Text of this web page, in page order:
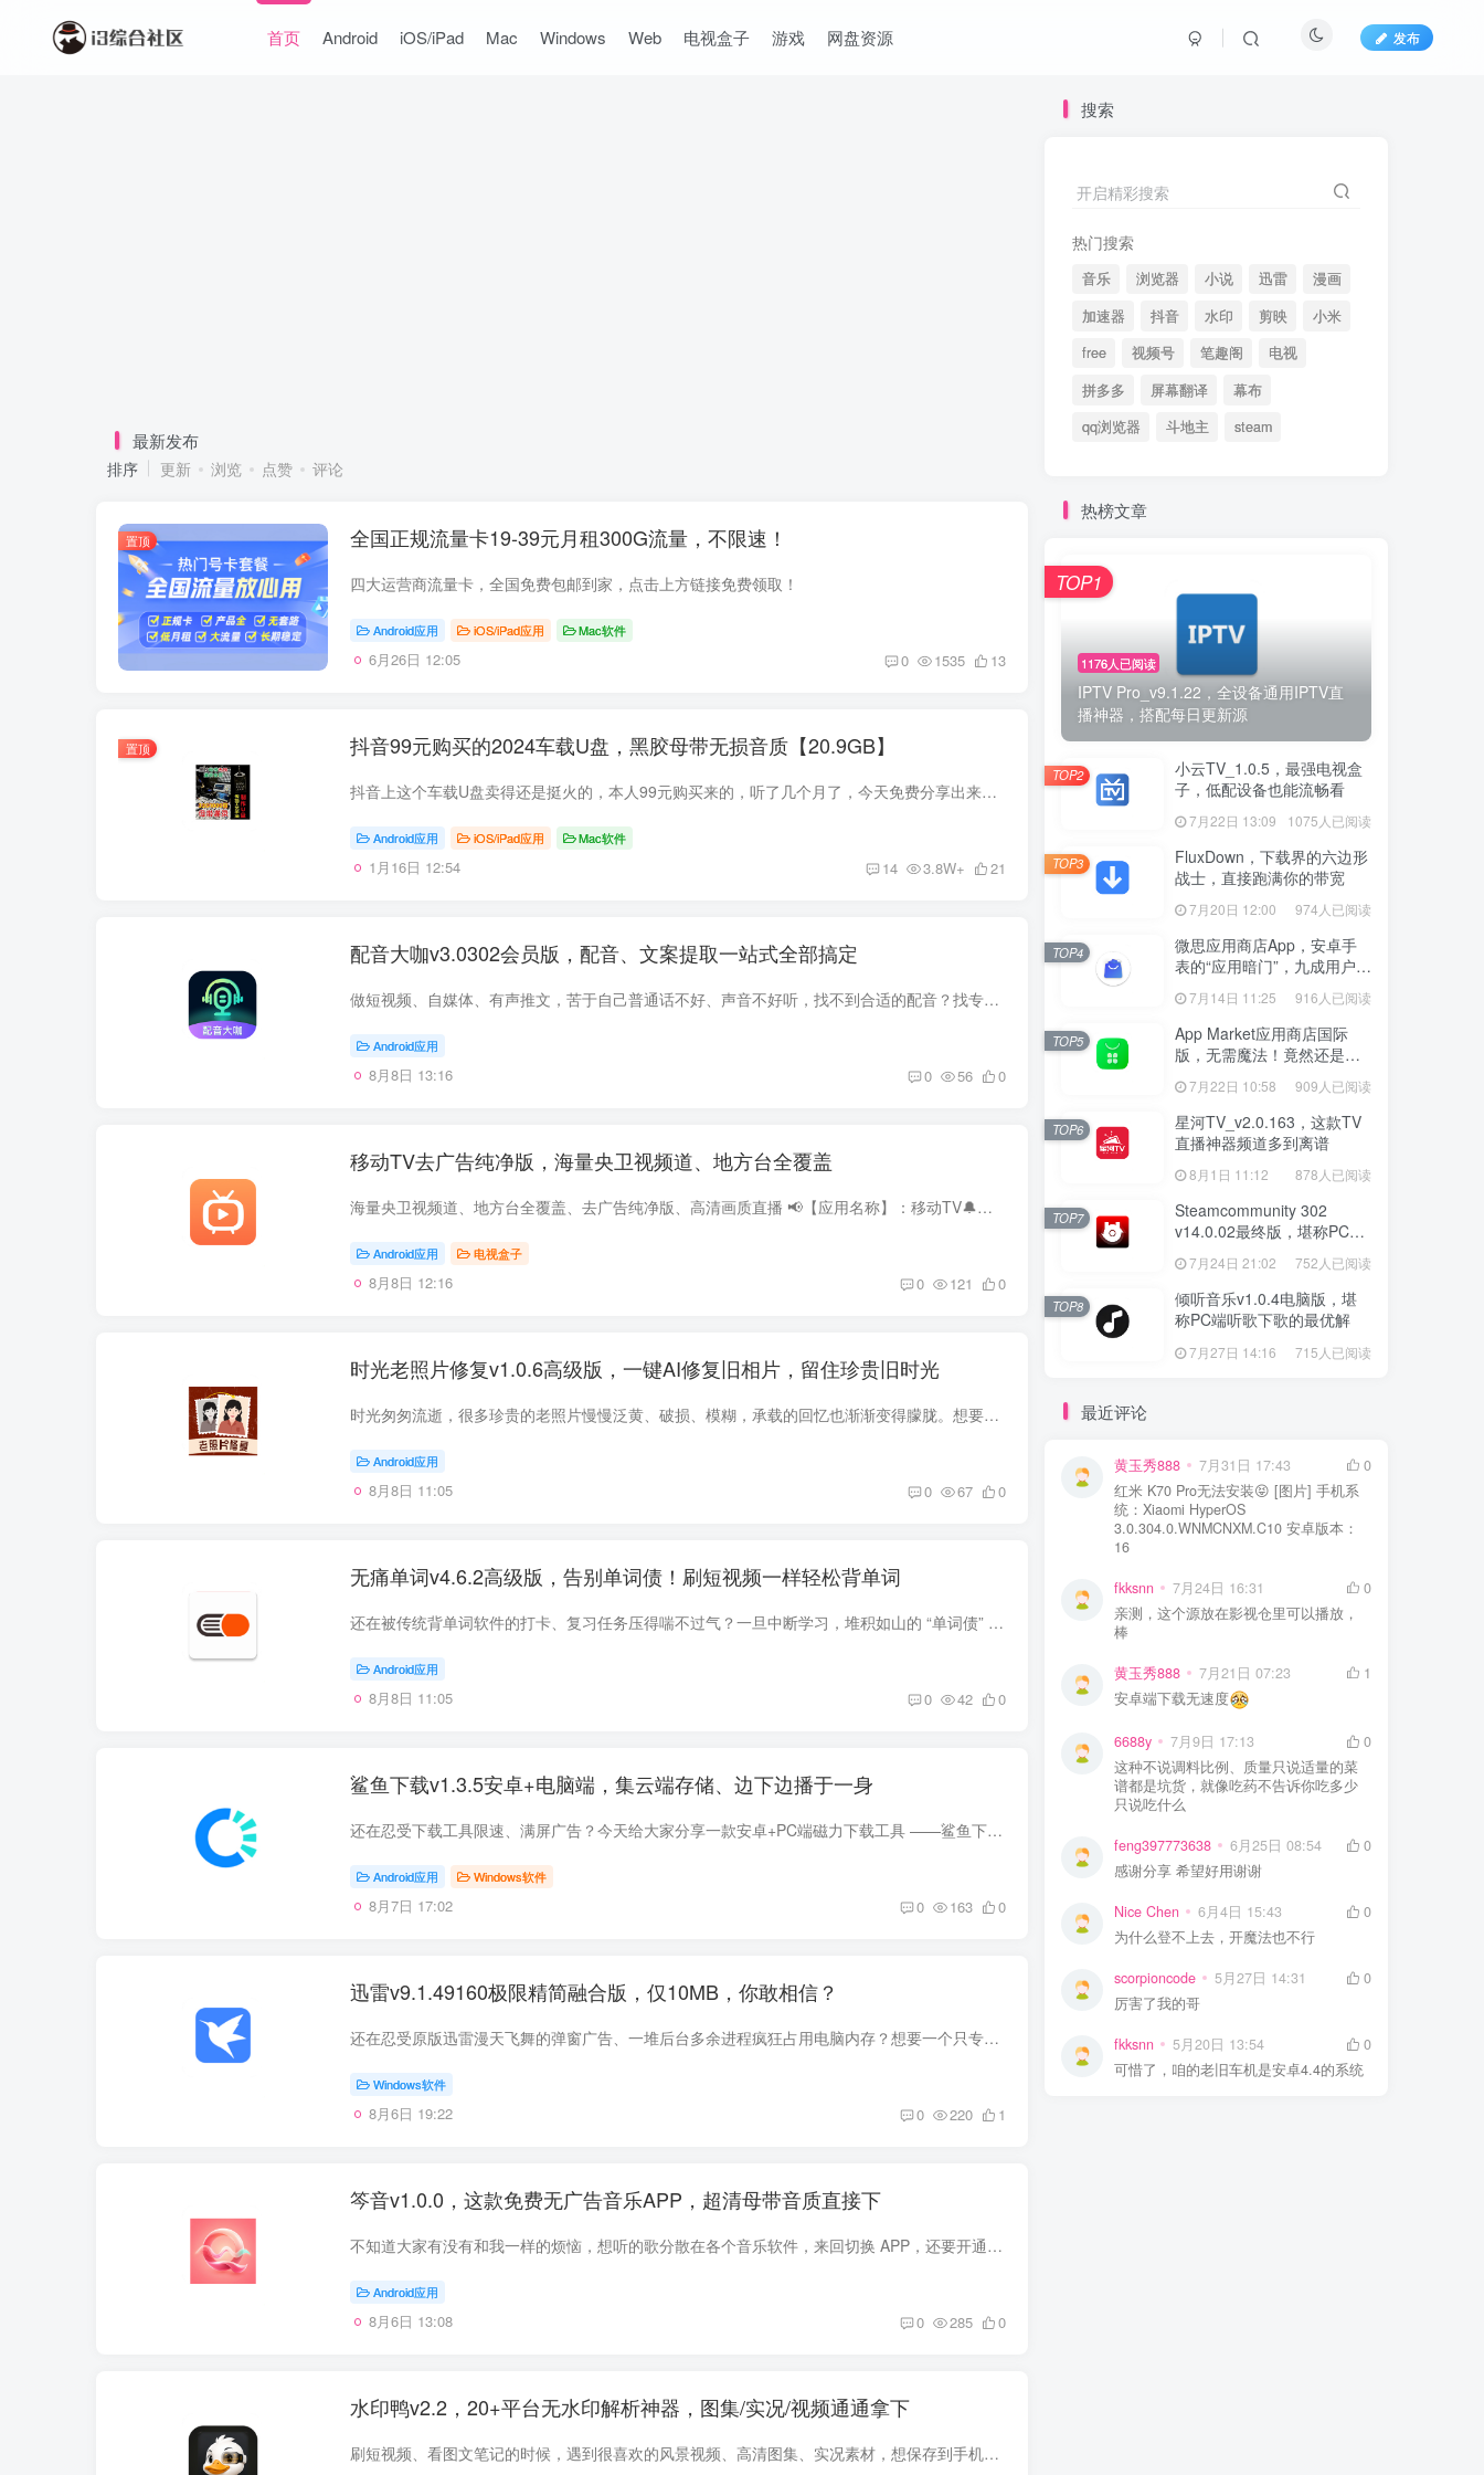
首页 Android iOS/iPad Mac Windows Web 电视盒子 游戏 网盘资源 发布
最新发布
排序 更新 浏览 点赞 评论
置顶 全国正规流量卡19-39元月租300G流量，不限速！
四大运营商流量卡，全国免费包邮到家，点击上方链接免费领取！
Android应用 iOS/iPad应用 Mac软件
6月26日 12:05 0 1535 13
置顶 抖音99元购买的2024车载U盘，黑胶母带无损音质【20.9GB】
抖音上这个车载U盘卖得还是挺火的，本人99元购买来的，听了几个月了，今天免费分享出来给大家。 目前自己的车子也在用这个U盘，音乐还是很好听的，DJ听多了容易腻，其他抖音伤感单曲、粤语、经...
Android应用 iOS/iPad应用 Mac软件
1月16日 12:54 14 3.8W+ 21
配音大咖v3.0302会员版，配音、文案提取一站式全部搞定
做短视频、自媒体、有声推文，苦于自己普通话不好、声音不好听，找不到合适的配音？找专业配音不仅花钱，来回改稿也十分耗费时间。 这款配音大咖，搭载 AI 智能配音技术，把全套配音工具装进手...
Android应用
8月8日 13:16 0 56 0
移动TV去广告纯净版，海量央卫视频道、地方台全覆盖
海量央卫视频道、地方台全覆盖、去广告纯净版、高清画质直播 📢【应用名称】：移动TV🔔【应用版本】：260803👀【应用大小】：10.22M🤖【适用平台】：安卓❓【使用说明】： 安装后打开应用，等待...
Android应用 电视盒子
8月8日 12:16 0 121 0
时光老照片修复v1.0.6高级版，一键AI修复旧相片，留住珍贵旧时光
时光匆匆流逝，很多珍贵的老照片慢慢泛黄、破损、模糊，承载的回忆也渐渐变得朦胧。想要复原旧照片，过去往往需要专业修图人员耗费大量时间精细处理，门槛很高。 这款时光老照片修复APP，借助 A...
Android应用
8月8日 11:05 0 67 0
无痛单词v4.6.2高级版，告别单词债！刷短视频一样轻松背单词
还在被传统背单词软件的打卡、复习任务压得喘不过气？一旦中断学习，堆积如山的 “单词债” 让人直接摆烂放弃。 今天分享一款思路完全不一样的安卓背词工具 ——无痛单词，把刷短视频的习惯变成...
Android应用
8月8日 11:05 0 42 0
鲨鱼下载v1.3.5安卓+电脑端，集云端存储、边下边播于一身
还在忍受下载工具限速、满屏广告？今天给大家分享一款安卓+PC端磁力下载工具 ——鲨鱼下载，集资源搜索、磁力解析、云端存储、边下边播于一身，界面干净清爽，下载速度表现亮眼。 鲨鱼下载v1.3....
Android应用 Windows软件
8月7日 17:02 0 163 0
迅雷v9.1.49160极限精简融合版，仅10MB，你敢相信？
还在忍受原版迅雷漫天飞舞的弹窗广告、一堆后台多余进程疯狂占用电脑内存？想要一个只专注下载、没有乱七八糟附加功能的迅雷客户端，今天这款全网稀缺的迅雷极限精简融合版，一定不要错过！ 迅...
Windows软件
8月6日 19:22 0 220 1
笒音v1.0.0，这款免费无广告音乐APP，超清母带音质直接下
不知道大家有没有和我一样的烦恼，想听的歌分散在各个音乐软件，来回切换 APP，还要开通好几个会员，广告弹窗还一大堆，听歌体验大打折扣。 今天给大家分享一款 Android 端音乐神器 ——笒音，...
Android应用
8月6日 13:08 0 285 0
水印鸭v2.2，20+平台无水印解析神器，图集/实况/视频通通拿下
刷短视频、看图文笔记的时候，遇到很喜欢的风景视频、高清图集、实况素材，想保存到手机相册，却被平台水印牢牢困住，是不是特别闹心？ 很多解析工具要么广告满天飞，强制看广告才能导出；要么...
搜索
开启精彩搜索
热门搜索
音乐 浏览器 小说 迅雷
漫画
加速器
抖音 水印 剪映
小米
free
视频号 笔趣阁
电视
拼多多
屏幕翻译
幕布
qq浏览器
斗地主 steam
热榜文章
1176人已阅读
IPTV Pro_v9.1.22，全设备通用IPTV直
播神器，搭配每日更新源
TOP1
小云TV_1.0.5，最强电视盒
子，低配设备也能流畅看
7月22日 13:09 1075人已阅读
TOP2
FluxDown，下载界的六边形
战士，直接跑满你的带宽
7月20日 12:00 974人已阅读
TOP3
微思应用商店App，安卓手
表的“应用暗门”，九成用户还
没发现
7月14日 11:25 916人已阅读
TOP4
App Market应用商店国际
版，无需魔法！竟然还是大
厂出品？
7月22日 10:58 909人已阅读
TOP5
星河TV_v2.0.163，这款TV
直播神器频道多到离谱
8月1日 11:12 878人已阅读
TOP6
Steamcommunity 302
v14.0.02最终版，堪称PC玩
家必备的网络工具箱
7月24日 21:02 752人已阅读
TOP7
倾听音乐v1.0.4电脑版，堪
称PC端听歌下歌的最优解
7月27日 14:16 715人已阅读
TOP8
最近评论
黄玉秀888 7月31日 17:43
0
红米 K70 Pro无法安装😝 [图片] 手机系
统：Xiaomi HyperOS
3.0.304.0.WNMCNXM.C10 安卓版本：
16
fkksnn 7月24日 16:31
0
亲测，这个源放在影视仓里可以播放，
棒
黄玉秀888 7月21日 07:23
1
安卓端下载无速度
6688y 7月9日 17:13
0
这种不说调料比例、质量只说适量的菜
谱都是坑货，就像吃药不告诉你吃多少
只说吃什么
feng397773638 6月25日 08:54
0
感谢分享 希望好用谢谢
Nice Chen 6月4日 15:43
0
为什么登不上去，开魔法也不行
scorpioncode 5月27日 14:31
0
厉害了我的哥
fkksnn 5月20日 13:54
0
可惜了，咱的老旧车机是安卓4.4的系统